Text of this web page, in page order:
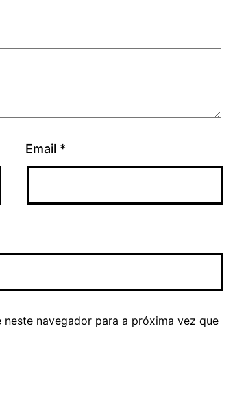
Email *
neste navegador para a próxima vez que